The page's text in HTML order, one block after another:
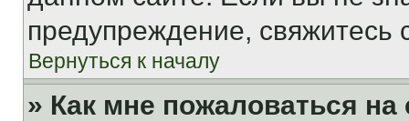
предупреждение,
Вернуться к началу
» Как мне пожаловаться